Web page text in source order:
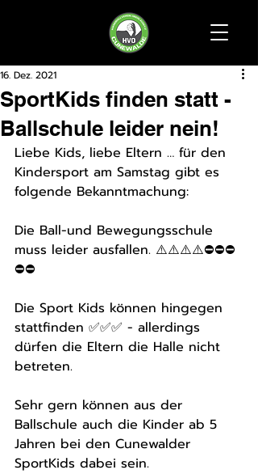
SportKids finden statt -
Ballschule leider nein!
16. Dez. 2021
Liebe Kids, liebe Eltern … für den
Kindersport am Samstag gibt es
folgende Bekanntmachung:
Die Ball-und Bewegungsschule
muss leider ausfallen. ⚠️⚠️⚠️⚠️⛔️⛔️⛔️
⛔️⛔️
Die Sport Kids können hingegen
stattfinden ✅✅✅ - allerdings
dürfen die Eltern die Halle nicht
betreten.
Sehr gern können aus der
Ballschule auch die Kinder ab 5
Jahren bei den Cunewalder
SportKids dabei sein.